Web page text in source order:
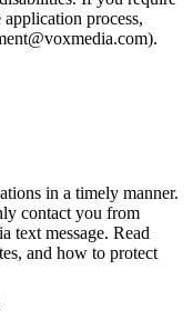
process,
in a timely manner.
contact you from
text message. Read
and how to protect